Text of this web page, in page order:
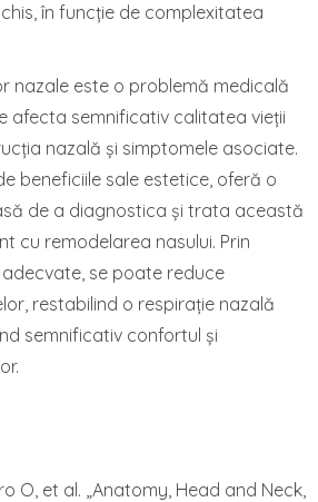
în funcție de complexitatea
nazale este o problemă medicală
afecta semnificativ calitatea vieții
nazală și simptomele asociate.
beneficiile sale estetice, oferă o
de a diagnostica și trata această
cu remodelarea nasului. Prin
se poate reduce
restabilind o respirație nazală
semnificativ confortul și
O, et al. „Anatomy, Head and Neck,